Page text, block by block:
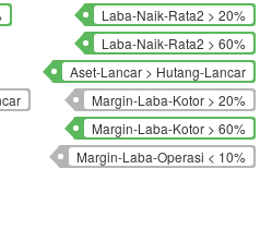
Laba-Naik-Rata2 > 20%
Laba-Naik-Rata2 > 60%
Aset-Lancar > Hutang-Lancar
Margin-Laba-Kotor > 20%
Margin-Laba-Kotor > 60%
Margin-Laba-Operasi < 10%